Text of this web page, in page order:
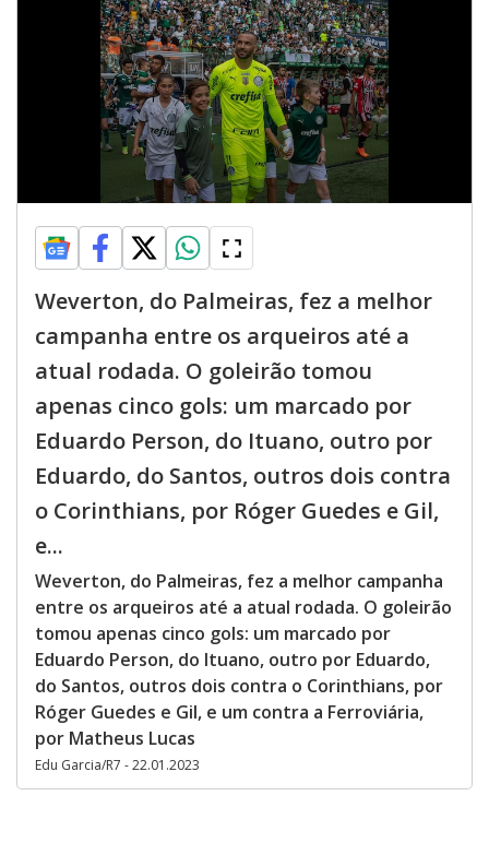
Weverton, do Palmeiras, fez a melhor
campanha entre os arqueiros até a
atual rodada. O goleirão tomou
apenas cinco gols: um marcado por
Eduardo Person, do Ituano, outro por
Eduardo, do Santos, outros dois contra
o Corinthians, por Róger Guedes e Gil,
e...
Weverton, do Palmeiras, fez a melhor campanha
entre os arqueiros até a atual rodada. O goleirão
tomou apenas cinco gols: um marcado por
Eduardo Person, do Ituano, outro por Eduardo,
do Santos, outros dois contra o Corinthians, por
Róger Guedes e Gil, e um contra a Ferroviária,
por Matheus Lucas
Edu Garcia/R7 - 22.01.2023